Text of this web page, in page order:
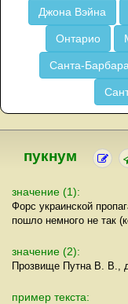
Джона Вэйна
Онтарио
Санта-Барбара
пукнум
значение (1):
Форс украинской
пошло немного не так
значение (2):
Прозвище Путна В. В.,
пример текста: